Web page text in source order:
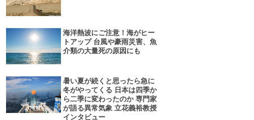
海洋熱波にご注意！海がヒー
トアップ 台風や豪雨災害、魚
介類の大量死の原因にも
暑い夏が続くと思ったら急に
冬がやってくる 日本は四季か
ら二季に変わったのか 専門家
が語る異常気象 立花義裕教授
インタビュー